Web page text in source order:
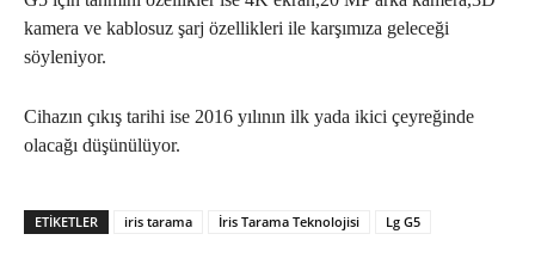
kamera ve kablosuz şarj özellikleri ile karşımıza geleceği
söyleniyor.
Cihazın çıkış tarihi ise 2016 yılının ilk yada ikici çeyreğinde
olacağı düşünülüyor.
ETIKETLER iris tarama İris Tarama Teknolojisi Lg G5